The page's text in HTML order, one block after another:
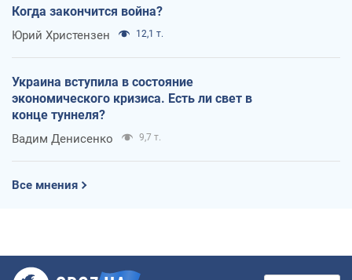
Когда закончится война?
Юрий Христензен 12,1 т.
Украина вступила в состояние
экономического кризиса. Есть ли свет в
конце туннеля?
Вадим Денисенко 9,7 т.
Все мнения